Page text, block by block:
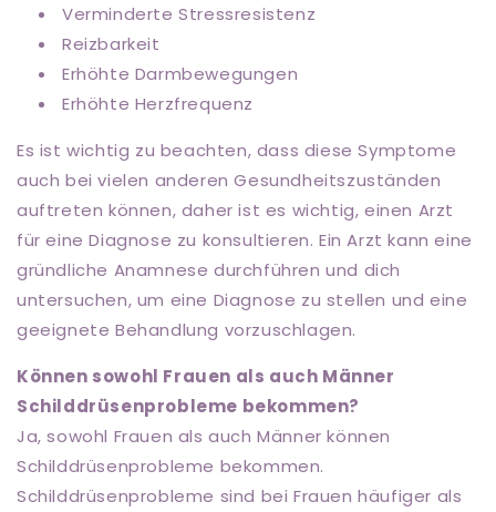
Verminderte Stressresistenz
Reizbarkeit
Erhöhte Darmbewegungen
Erhöhte Herzfrequenz
Es ist wichtig zu beachten, dass diese Symptome
auch bei vielen anderen Gesundheitszuständen
auftreten können, daher ist es wichtig, einen Arzt
für eine Diagnose zu konsultieren. Ein Arzt kann eine
gründliche Anamnese durchführen und dich
untersuchen, um eine Diagnose zu stellen und eine
geeignete Behandlung vorzuschlagen.
Können sowohl Frauen als auch Männer
Schilddrüsenprobleme bekommen?
Ja, sowohl Frauen als auch Männer können
Schilddrüsenprobleme bekommen.
Schilddrüsenprobleme sind bei Frauen häufiger als